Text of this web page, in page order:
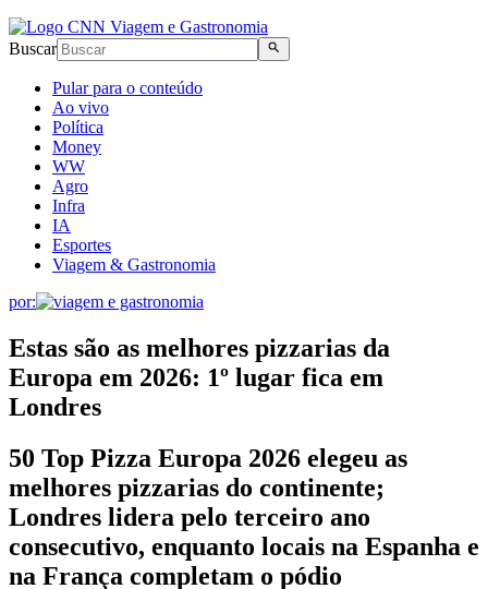
Buscar
Pular para o conteúdo
Ao vivo
Política
Money
WW
Agro
Infra
IA
Esportes
Viagem & Gastronomia
por:
Estas são as melhores pizzarias da
Europa em 2026: 1º lugar fica em
Londres
50 Top Pizza Europa 2026 elegeu as
melhores pizzarias do continente;
Londres lidera pelo terceiro ano
consecutivo, enquanto locais na Espanha e
na França completam o pódio